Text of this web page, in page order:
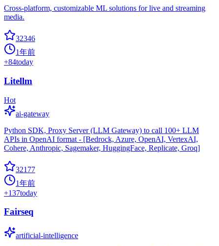
Cross-platform, customizable ML solutions for live and streaming
media.
32346
1年前
+84today
Litellm
Hot
ai-gateway
Python SDK, Proxy Server (LLM Gateway) to call 100+ LLM
APIs in OpenAI format - [Bedrock, Azure, OpenAI, VertexAI,
Cohere, Anthropic, Sagemaker, HuggingFace, Replicate, Groq]
32177
1年前
+137today
Fairseq
artificial-intelligence